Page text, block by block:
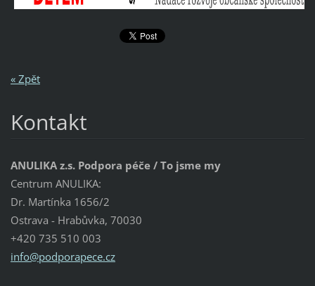
« Zpět
Kontakt
ANULIKA z.s. Podpora péče / To jsme my
Centrum ANULIKA:
Dr. Martínka 1656/2
Ostrava - Hrabůvka, 70030
+420 735 510 003
info@podporapece.cz